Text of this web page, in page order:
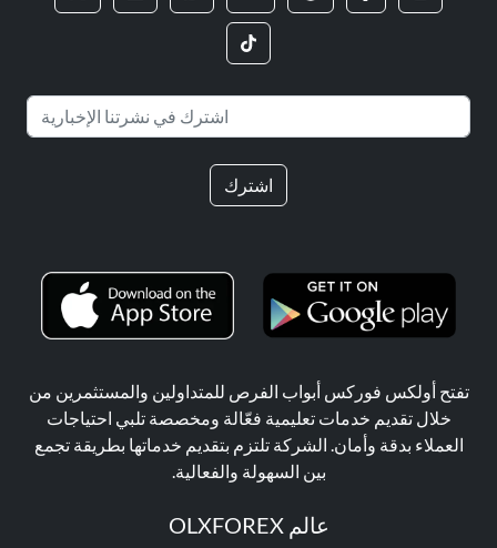
اشترك
تفتح أولكس فوركس أبواب الفرص للمتداولين والمستثمرين من
خلال تقديم خدمات تعليمية فعّالة ومخصصة تلبي احتياجات
العملاء بدقة وأمان. الشركة تلتزم بتقديم خدماتها بطريقة تجمع
بين السهولة والفعالية.
عالم OLXFOREX